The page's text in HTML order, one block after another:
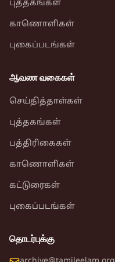
புத்தகங்கள்
காணொளிகள்
புகைப்படங்கள்
ஆவண வகைகள்
செய்தித்தாள்கள்
புத்தகங்கள்
பத்திரிகைகள்
காணொளிகள்
கட்டுரைகள்
புகைப்படங்கள்
தொடர்புக்கு